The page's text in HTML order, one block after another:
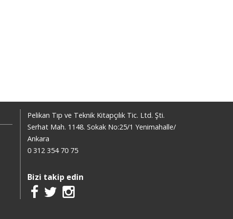
Pelikan Tıp ve Teknik Kitapçılık Tic. Ltd. Şti.
Serhat Mah. 1148. Sokak No:25/1 Yenimahalle/
Ankara
0 312 354 70 75
Bizi takip edin